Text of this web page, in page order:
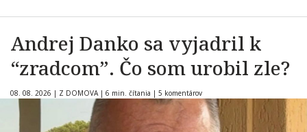
Andrej Danko sa vyjadril k
“zradcom”. Čo som urobil zle?
08. 08. 2026 | Z DOMOVA | 6 min. čítania | 5 komentárov